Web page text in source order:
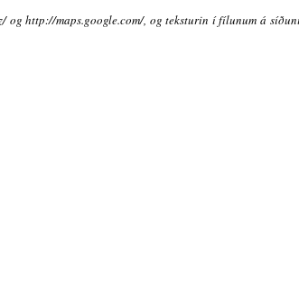
og http://maps.google.com/, og teksturin í fílunum á